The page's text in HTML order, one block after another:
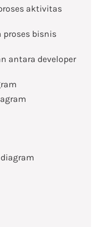
aktivitas
proses bisnis
antara developer